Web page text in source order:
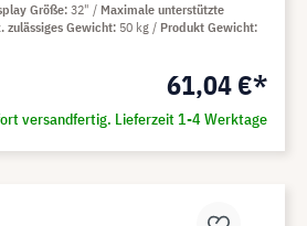
61,04 €*
versandfertig. Lieferzeit 1-4 Werktage
Größe 32"
Maximale unterstützte
zulässiges Gewicht 50 kg
Produkt Gewicht